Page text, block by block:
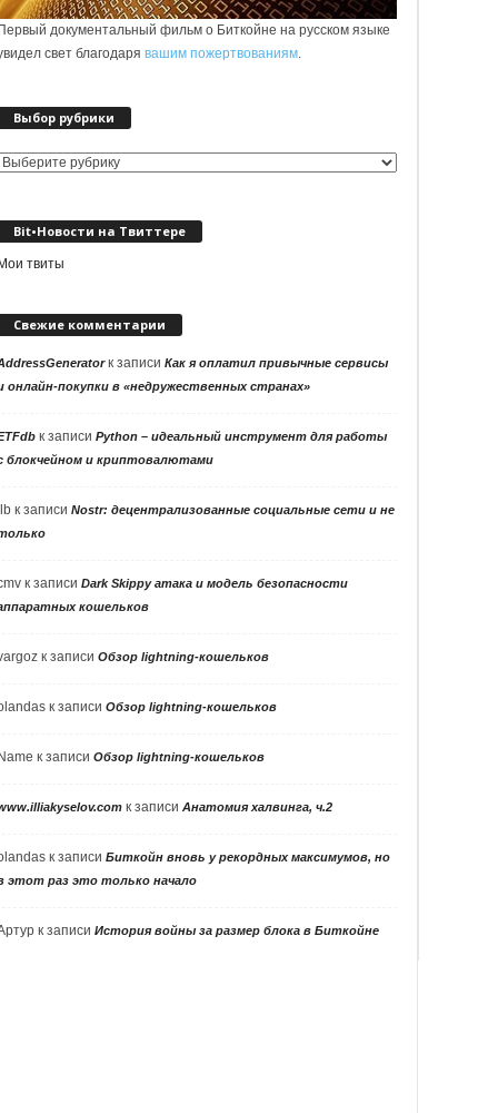
Первый документальный фильм о Биткойне на русском языке
свет благодарявашим пожертвованиям.
Выбор рубрики
Выбор
Bit•Новости на Твиттере
Мои твиты
Свежие комментарии
к записиКак я оплатил привычные сервисы
онлайн-покупки в «недружественных странах»
к записиPython – идеальный инструмент для работы
блокчейном и криптовалютами
llb к записиNostr: децентрализованные социальные сети и не
к записиDark Skippy атака и модель безопасности
кошельков
к записиОбзор lightning-кошельков
к записиОбзор lightning-кошельков
Name к записиОбзор lightning-кошельков
к записиАнатомия халвинга, ч.2
к записиБиткойн вновь у рекордных максимумов, но
этот раз это только начало
к записиИстория войны за размер блока в Биткойне